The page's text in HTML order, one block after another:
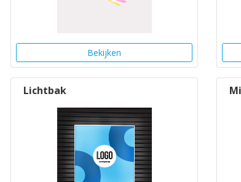
Bekijken
Lichtbak